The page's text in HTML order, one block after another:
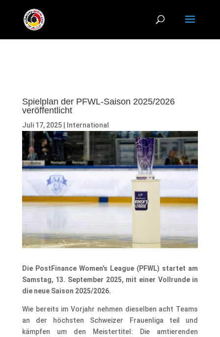
Spielplan der PFWL-Saison 2025/2026
veröffentlicht
Juli 17, 2025| International
Die PostFinance Women’s League (PFWL) startet am
Samstag, 13. September 2025, mit einer Vollrunde in
die neue Saison 2025/2026.
Wie bereits im Vorjahr nehmen dieselben acht Teams
an der höchsten Schweizer Frauenliga teil und
kämpfen um den Meistertitel: Die amtierenden